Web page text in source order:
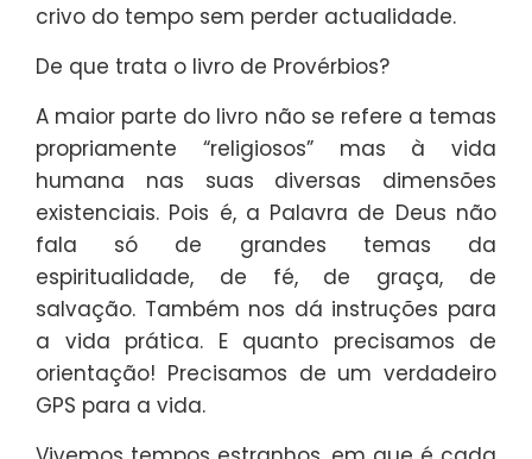
crivo do tempo sem perder actualidade.
De que trata o livro de Provérbios?
A maior parte do livro não se refere a temas
propriamente “religiosos” mas à vida
humana nas suas diversas dimensões
existenciais. Pois é, a Palavra de Deus não
fala só de grandes temas da
espiritualidade, de fé, de graça, de
salvação. Também nos dá instruções para
a vida prática. E quanto precisamos de
orientação! Precisamos de um verdadeiro
GPS para a vida.